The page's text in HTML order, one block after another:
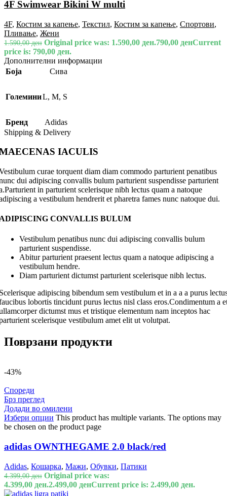
4F Swimwear Bikini W multi
4F, Костим за капење, Текстил, Костим за капење, Спортови,
Пливање, Жени
1.590,00ден Original price was: 1.590,00 ден.790,00 денCurrent
price is: 790,00 ден.
Дополнителни информации
Боја
Сива
ГолеминиL, M, S
Бренд
Adidas
Shipping & Delivery
IACULIS
curae torquent diam diam commodo parturient penatibus
dui adipiscing convallis bulum parturient suspendisse parturient
in parturient scelerisque nibh lectus quam a natoque
a vestibulum hendrerit et pharetra fames nunc natoque dui.
CONVALLIS BULUM
Vestibulum penatibus nunc dui adipiscing convallis bulum
parturient suspendisse.
Abitur parturient praesent lectus quam a natoque adipiscing a
vestibulum hendre.
Diam parturient dictumst parturient scelerisque nibh lectus.
adipiscing bibendum sem vestibulum et in a a a purus
lobortis tincidunt purus lectus nisl class eros.Condimentum a
dictumst mus et tristique elementum nam inceptos hac
scelerisque vestibulum amet elit ut volutpat.
Поврзани продукти
-43%
Спореди
Брз преглед
Додади во омилени
Избери опции This product has multiple variants. The options may
be chosen on the product page
adidas OWNTHEGAME 2.0 black/red
Adidas, Кошарка, Мажи, Обувки, Патики
4.399,00ден Original price was:
4.399,00 ден.2.499,00 денCurrent price is: 2.499,00 ден.